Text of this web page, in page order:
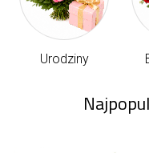
Urodziny